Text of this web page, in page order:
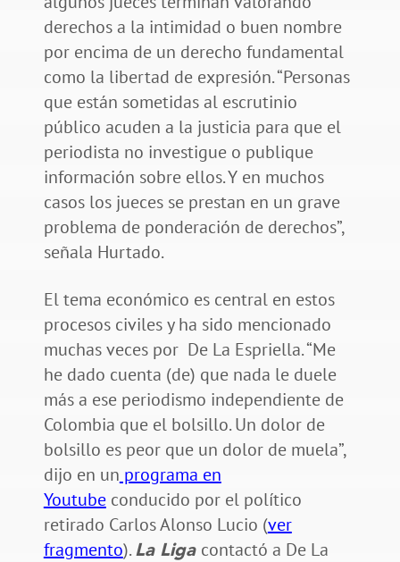
derechos a la intimidad o buen nombre
por encima de un derecho fundamental
como la libertad de expresión. “Personas
que están sometidas al escrutinio
público acuden a la justicia para que el
periodista no investigue o publique
información sobre ellos. Y en muchos
casos los jueces se prestan en un grave
problema de ponderación de derechos”,
señala Hurtado.
El tema económico es central en estos
procesos civiles y ha sido mencionado
muchas veces por De La Espriella. “Me
he dado cuenta (de) que nada le duele
más a ese periodismo independiente de
Colombia que el bolsillo. Un dolor de
bolsillo es peor que un dolor de muela”,
dijo en un programa en
Youtubeconducido por el político
retirado Carlos Alonso Lucio (ver
fragmento). La Liga contactó a De La